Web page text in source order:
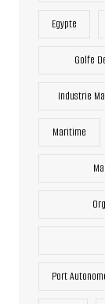
Egypte
Golfe
Industrie
Maritime
Port